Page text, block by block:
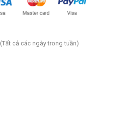
(Tất cả các ngày trong tuần)